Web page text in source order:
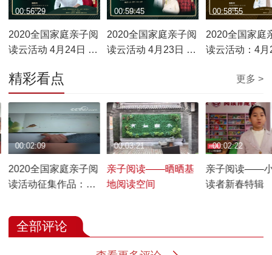
2020全国家庭亲子阅
读云活动 4月24日 王
典正当时》
00:56:29
2020全国家庭亲子阅
读云活动 4月23日 王
00:59:45
2020全国家庭
读云活动：4月
《在亲子共读
00:58:55
精彩看点 更多 >
2020全国家庭亲子阅
读活动征集作品：开
00:02:09
亲子阅读——晒晒基
地阅读空间
00:03:21
亲子阅读——
读者新春特辑
00:02:22
全部评论